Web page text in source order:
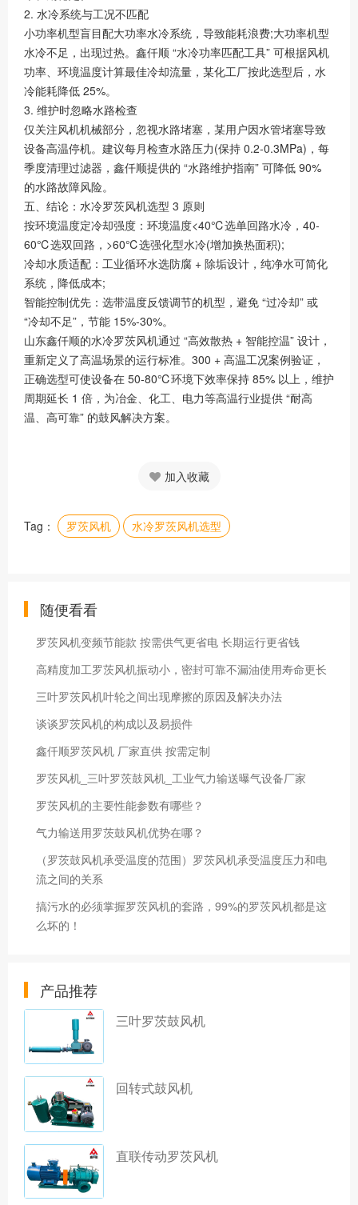
2. 水冷系统与工况不匹配
小功率机型盲目配大功率水冷系统，导致能耗浪费;大功率机型
水冷不足，出现过热。鑫仟顺 “水冷功率匹配工具” 可根据风机
功率、环境温度计算最佳冷却流量，某化工厂按此选型后，水
冷能耗降低 25%。
3. 维护时忽略水路检查
仅关注风机机械部分，忽视水路堵塞，某用户因水管堵塞导致
设备高温停机。建议每月检查水路压力(保持 0.2-0.3MPa)，每
季度清理过滤器，鑫仟顺提供的 “水路维护指南” 可降低 90%
的水路故障风险。
五、结论：水冷罗茨风机选型 3 原则
按环境温度定冷却强度：环境温度<40℃选单回路水冷，40-
60℃选双回路，>60℃选强化型水冷(增加换热面积);
冷却水质适配：工业循环水选防腐 + 除垢设计，纯净水可简化
系统，降低成本;
智能控制优先：选带温度反馈调节的机型，避免 “过冷却” 或
“冷却不足”，节能 15%-30%。
山东鑫仟顺的水冷罗茨风机通过 “高效散热 + 智能控温” 设计，
重新定义了高温场景的运行标准。300 + 高温工况案例验证，
正确选型可使设备在 50-80℃环境下效率保持 85% 以上，维护
周期延长 1 倍，为冶金、化工、电力等高温行业提供 “耐高
温、高可靠” 的鼓风解决方案。
加入收藏
Tag： 罗茨风机 水冷罗茨风机选型
随便看看
罗茨风机变频节能款 按需供气更省电 长期运行更省钱
高精度加工罗茨风机振动小，密封可靠不漏油使用寿命更长
三叶罗茨风机叶轮之间出现摩擦的原因及解决办法
谈谈罗茨风机的构成以及易损件
鑫仟顺罗茨风机 厂家直供 按需定制
罗茨风机_三叶罗茨鼓风机_工业气力输送曝气设备厂家
罗茨风机的主要性能参数有哪些？
气力输送用罗茨鼓风机优势在哪？
（罗茨鼓风机承受温度的范围）罗茨风机承受温度压力和电
流之间的关系
搞污水的必须掌握罗茨风机的套路，99%的罗茨风机都是这
么坏的！
产品推荐
三叶罗茨鼓风机
回转式鼓风机
直联传动罗茨风机